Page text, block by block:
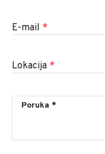
E-mail *
Lokacija *